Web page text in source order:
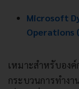
Microsoft
Operations
เหมาะสำหรับอง
กระบวนการทำง